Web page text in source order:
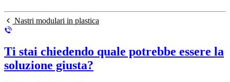
Nastri modulari in plastica
Ti stai chiedendo quale potrebbe essere la
soluzione giusta?